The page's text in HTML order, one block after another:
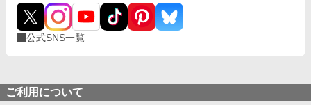
公式SNS一覧
ご利用について